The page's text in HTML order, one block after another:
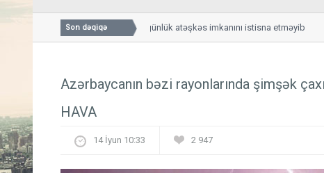
Son dəqiqə
Bessent İranla 60 günlük atəşkəs imkanını istisna etməyib
Azərbaycanın bəzi rayonlarında şimşək
HAVA
14 İyun 10:33 2 947